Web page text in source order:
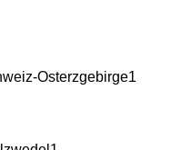
Osterzgebirge1